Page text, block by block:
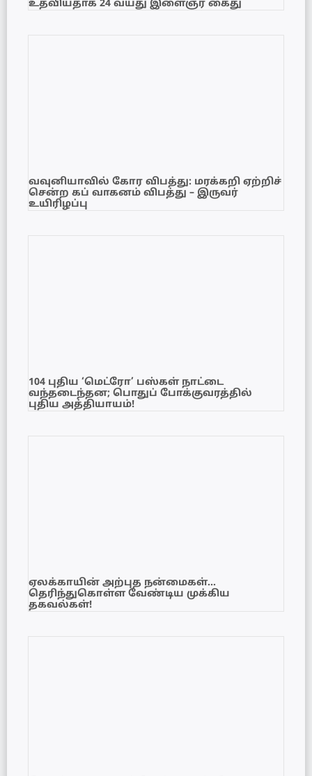
உதவியதாக 24 வயது இளைஞர் கைது
வவுனியாவில் கோர விபத்து: மரக்கறி ஏற்றிச்
சென்ற கப் வாகனம் விபத்து – இருவர்
உயிரிழப்பு
104 புதிய ‘மெட்ரோ’ பஸ்கள் நாட்டை
வந்தடைந்தன; பொதுப் போக்குவரத்தில்
புதிய அத்தியாயம்!
ஏலக்காயின் அற்புத நன்மைகள்…
தெரிந்துகொள்ள வேண்டிய முக்கிய
தகவல்கள்!